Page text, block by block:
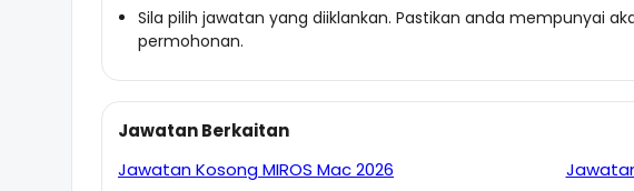
Sila pilih jawatan yang diiklankan. Pastikan anda mempunyai
permohonan.
Jawatan Berkaitan
Jawatan Kosong MIROS Mac 2026